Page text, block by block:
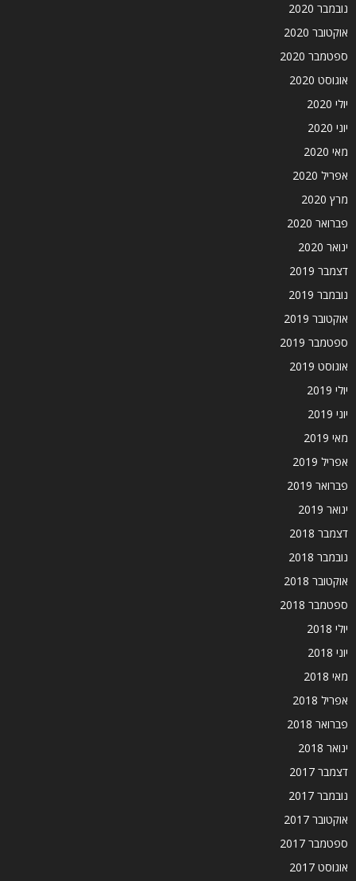
נובמבר 2020
אוקטובר 2020
ספטמבר 2020
אוגוסט 2020
יולי 2020
יוני 2020
מאי 2020
אפריל 2020
מרץ 2020
פברואר 2020
ינואר 2020
דצמבר 2019
נובמבר 2019
אוקטובר 2019
ספטמבר 2019
אוגוסט 2019
יולי 2019
יוני 2019
מאי 2019
אפריל 2019
פברואר 2019
ינואר 2019
דצמבר 2018
נובמבר 2018
אוקטובר 2018
ספטמבר 2018
יולי 2018
יוני 2018
מאי 2018
אפריל 2018
פברואר 2018
ינואר 2018
דצמבר 2017
נובמבר 2017
אוקטובר 2017
ספטמבר 2017
אוגוסט 2017